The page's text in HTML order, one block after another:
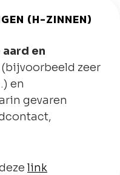
(H-ZINNEN)
aard en
zeer
en
gevaren
link